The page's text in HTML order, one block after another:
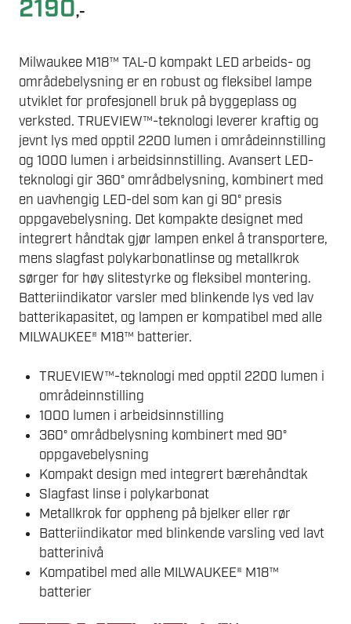
2190,-
Milwaukee M18™ TAL-0 kompakt LED arbeids- og
områdebelysning er en robust og fleksibel lampe
utviklet for profesjonell bruk på byggeplass og
verksted. TRUEVIEW™-teknologi leverer kraftig og
jevnt lys med opptil 2200 lumen i områdeinnstilling
og 1000 lumen i arbeidsinnstilling. Avansert LED-
teknologi gir 360° områdbelysning, kombinert med
en uavhengig LED-del som kan gi 90° presis
oppgavebelysning. Det kompakte designet med
integrert håndtak gjør lampen enkel å transportere,
mens slagfast polykarbonatlinse og metallkrok
sørger for høy slitestyrke og fleksibel montering.
Batteriindikator varsler med blinkende lys ved lav
batterikapasitet, og lampen er kompatibel med alle
MILWAUKEE® M18™ batterier.
TRUEVIEW™-teknologi med opptil 2200 lumen i
områdeinnstilling
1000 lumen i arbeidsinnstilling
360° områdbelysning kombinert med 90°
oppgavebelysning
Kompakt design med integrert bærehåndtak
Slagfast linse i polykarbonat
Metallkrok for oppheng på bjelker eller rør
Batteriindikator med blinkende varsling ved lavt
batterinivå
Kompatibel med alle MILWAUKEE® M18™
batterier